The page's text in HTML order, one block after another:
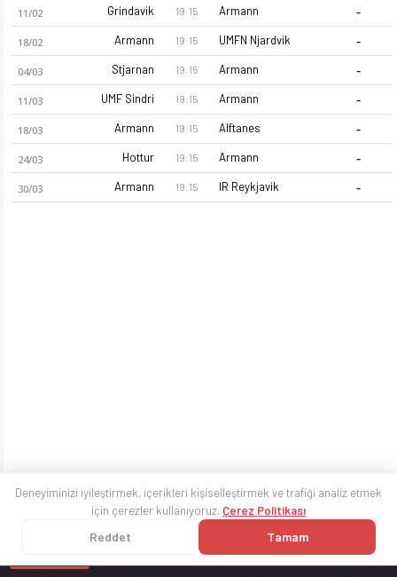
Armann 26-27 sezonu kadrosu, maç fikstürü, puan
11/02 Grindavik 19:15 Armann -
18/02 Armann 19:15 UMFN Njardvik -
04/03 Stjarnan 19:15 Armann -
11/03 UMF Sindri 19:15 Armann -
18/03 Armann 19:15 Alftanes -
24/03 Hottur 19:15 Armann -
30/03 Armann 19:15 IR Reykjavik -
Deneyiminizi iyileştirmek, içerikleri kişiselleştirmek ve trafiği analiz etmek
için çerezler kullanıyoruz. Çerez Politikası
Reddet Tamam